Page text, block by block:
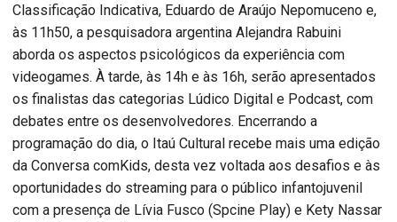
Classificação Indicativa, Eduardo de Araújo Nepomuceno e,
às 11h50, a pesquisadora argentina Alejandra Rabuini
aborda os aspectos psicológicos da experiência com
videogames. À tarde, às 14h e às 16h, serão apresentados
os finalistas das categorias Lúdico Digital e Podcast, com
debates entre os desenvolvedores. Encerrando a
programação do dia, o Itaú Cultural recebe mais uma edição
da Conversa comKids, desta vez voltada aos desafios e às
oportunidades do streaming para o público infantojuvenil
com a presença de Lívia Fusco (Spcine Play) e Kety Nassar